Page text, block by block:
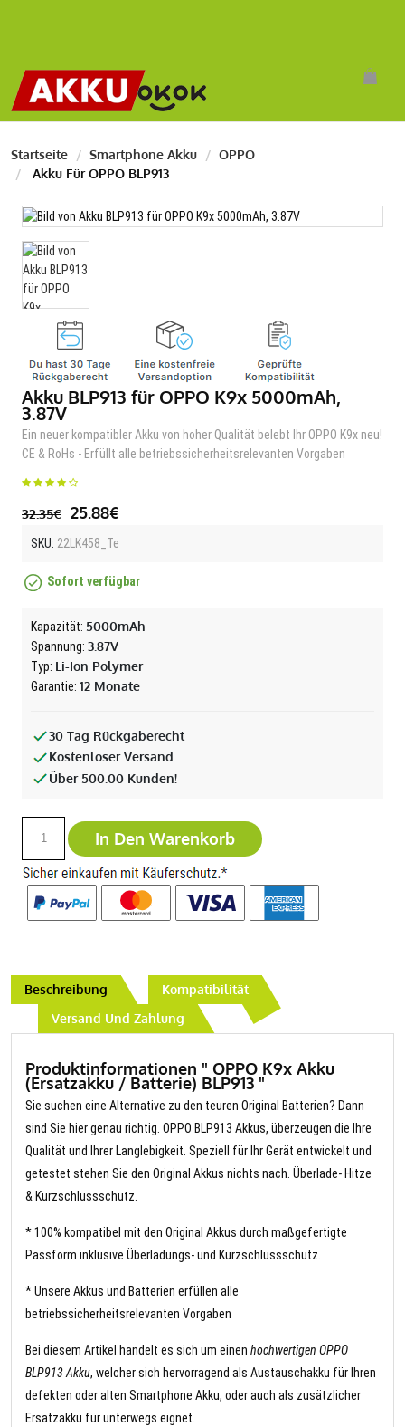
Startseite Smartphone Akku
OPPO
Akku Für OPPO BLP913
Akku BLP913 für OPPO K9x 5000mAh,
3.87V
Ein neuer kompatibler Akku von hoher Qualität belebt Ihr OPPO K9x neu!
CE & RoHs - Erfüllt alle betriebssicherheitsrelevanten Vorgaben
32.35€ 25.88€
SKU: 22LK458_Te
Sofort verfügbar
Kapazität: 5000mAh
Spannung: 3.87V
Typ: Li-Ion Polymer
Garantie: 12 Monate
30 Tag Rückgaberecht
Kostenloser Versand
Über 500.00 Kunden!
In Den Warenkorb
Beschreibung
Kompatibilität
Versand Und Zahlung
Produktinformationen " OPPO K9x Akku
(Ersatzakku / Batterie) BLP913 "
Sie suchen eine Alternative zu den teuren Original Batterien? Dann
sind Sie hier genau richtig. OPPO BLP913 Akkus, überzeugen die Ihre
Qualität und Ihrer Langlebigkeit. Speziell für Ihr Gerät entwickelt und
getestet stehen Sie den Original Akkus nichts nach. Überlade- Hitze
& Kurzschlussschutz.
* 100% kompatibel mit den Original Akkus durch maßgefertigte
Passform inklusive Überladungs- und Kurzschlussschutz.
* Unsere Akkus und Batterien erfüllen alle
betriebssicherheitsrelevanten Vorgaben
Bei diesem Artikel handelt es sich um einen hochwertigen OPPO
BLP913 Akku, welcher sich hervorragend als Austauschakku für Ihren
defekten oder alten Smartphone Akku, oder auch als zusätzlicher
Ersatzakku für unterwegs eignet.